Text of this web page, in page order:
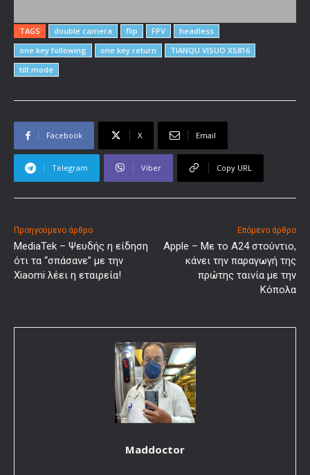
TAGS double camera flip FPV
headless
one key following
one key return
TIANQU VISUO XS816
tilt mode
Facebook X Email
Telegram Viber Copy URL
Προηγούμενο άρθρο
MediaTek – Ψευδής η είδηση
ότι τα “σπάσανε” με την
Xiaomi λέει η εταιρεία!
Επόμενο άρθρο
Apple – Με το A24 στούντιο,
κάνει την παραγωγή της
πρώτης ταινία με την
Κόπολα
Maddoctor